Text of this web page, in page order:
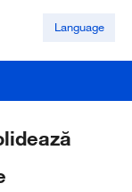
Language